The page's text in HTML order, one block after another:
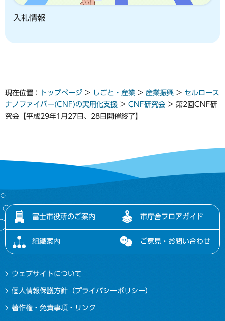
入札情報
現在位置： トップページ > しごと・産業 > 産業振興 > セルロース
ナノファイバー(CNF)の実用化支援 > CNF研究会 > 第2回CNF研
究会【平成29年1月27日、28日開催終了】
富士市役所のご案内 市庁舎フロアガイド
組織案内 ご意見・お問い合わせ
ウェブサイトについて
個人情報保護方針（プライバシーポリシー）
著作権・免責事項・リンク